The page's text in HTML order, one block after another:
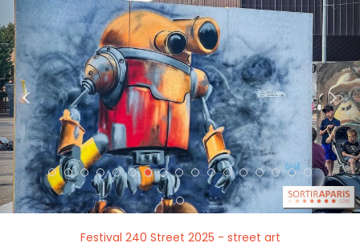
< >
Festival 240 Street 2025 - street art